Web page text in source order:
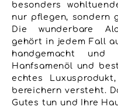
besonders
nur pflegen, sondern
Die wunderbare
gehört in jedem Fall
handgemacht und
Hanfsamenöl und
echtes
bereichern versteht.
Gutes tun und Ihre